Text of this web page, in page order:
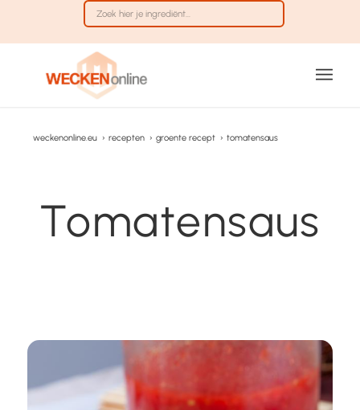
weckenonline.eu › recepten › groente recept › tomatensaus
Tomatensaus